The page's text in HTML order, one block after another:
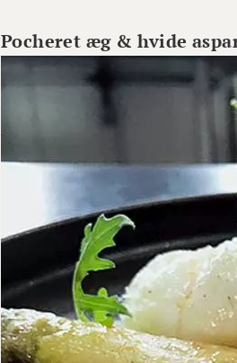
Pocheret æg & hvide